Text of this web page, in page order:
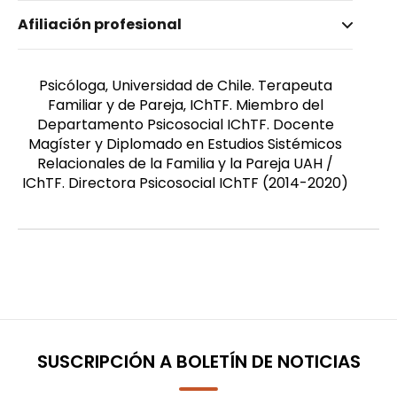
Raurich, Constanza
Femenino
Afiliación profesional
Psicóloga‚ Universidad de Chile. Terapeuta
Familiar y de Pareja‚ IChTF. Miembro del
Departamento Psicosocial IChTF. Docente
Magíster y Diplomado en Estudios Sistémicos
Relacionales de la Familia y la Pareja UAH /
IChTF. Directora Psicosocial IChTF (2014-2020)
SUSCRIPCIÓN A BOLETÍN DE NOTICIAS